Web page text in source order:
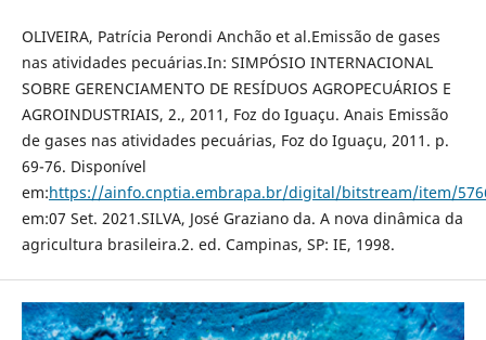
OLIVEIRA, Patrícia Perondi Anchão et al.Emissão de gases
nas atividades pecuárias.In: SIMPÓSIO INTERNACIONAL
SOBRE GERENCIAMENTO DE RESÍDUOS AGROPECUÁRIOS E
AGROINDUSTRIAIS, 2., 2011, Foz do Iguaçu. Anais Emissão
de gases nas atividades pecuárias, Foz do Iguaçu, 2011. p.
69-76. Disponível
em:https://ainfo.cnptia.embrapa.br/digital/bitstream/item/
em:07 Set. 2021.SILVA, José Graziano da. A nova dinâmica da
agricultura brasileira.2. ed. Campinas, SP: IE, 1998.